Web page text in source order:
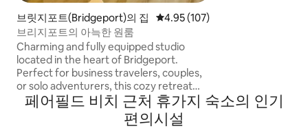
브릿지포트(Bridgeport)의 집 평점 4.95점(5점 만점), 후기 107
4.95 (107)
브리지포트의 아늑한 원룸
Charming and fully equipped studio
located in the heart of Bridgeport.
Perfect for business travelers, couples,
or solo adventurers, this cozy retreat
features a comfortable bed, high-speed
Wi-Fi, a private entrance, and a fully
stocked kitchen for your convenience.
페어필드 비치 근처 휴가지 숙소의 인기
편의시설